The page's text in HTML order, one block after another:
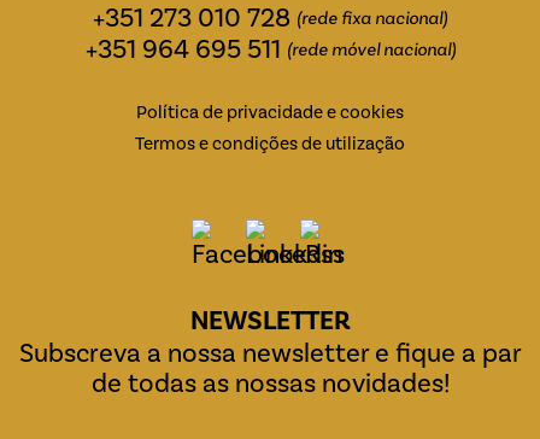
+351 273 010 728 (rede fixa nacional)
+351 964 695 511 (rede móvel nacional)
Política de privacidade e cookies
Termos e condições de utilização
NEWSLETTER
Subscreva a nossa newsletter e fique a par
de todas as nossas novidades!